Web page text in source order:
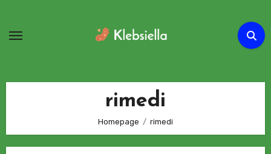
contenuto
rimedi
Homepage rimedi